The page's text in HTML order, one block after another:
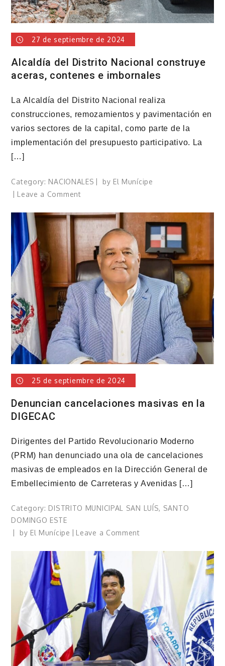
Vega
27 de septiembre de 2024
Alcaldía del Distrito Nacional construye
aceras, contenes e imbornales
La Alcaldía del Distrito Nacional realiza
construcciones, remozamientos y pavimentación en
varios sectores de la capital, como parte de la
implementación del presupuesto participativo. La
[…]
Category: NACIONALES by El Munícipe
Leave a Commenton
del
Distrito
Nacional
construye
aceras,
contenes
e
imbornales
25 de septiembre de 2024
Denuncian cancelaciones masivas en la
DIGECAC
Dirigentes del Partido Revolucionario Moderno
(PRM) han denunciado una ola de cancelaciones
masivas de empleados en la Dirección General de
Embellecimiento de Carreteras y Avenidas […]
Category: DISTRITO MUNICIPAL SAN LUÍS, SANTO
DOMINGO ESTE
by El Munícipe Leave a Commenton
cancelaciones
DIGECAC